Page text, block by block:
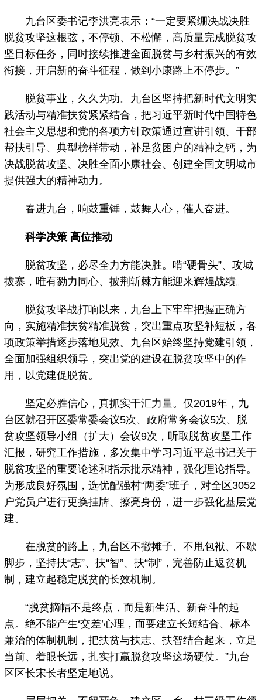
九台区委书记李洪亮表示：“一定要紧绷决战决胜
脱贫攻坚这根弦，不停顿、不松懈，高质量完成脱贫攻
坚目标任务，同时接续推进全面脱贫与乡村振兴的有效
衔接，开启新的奋斗征程，做到小康路上不停步。”
脱贫事业，久久为功。九台区坚持把新时代文明实
践活动与精准扶贫紧紧结合，把习近平新时代中国特色
社会主义思想和党的各项方针政策通过宣讲引领、干部
帮扶引导、典型榜样带动，补足贫困户的精神之钙，为
决战脱贫攻坚、决胜全面小康社会、创建全国文明城市
提供强大的精神动力。
春进九台，响鼓重锤，鼓舞人心，催人奋进。
科学决策 高位推动
脱贫攻坚，必尽全力方能决胜。啃“硬骨头”、攻城
拔寨，唯有勠力同心、披荆斩棘方能迎来辉煌战绩。
脱贫攻坚战打响以来，九台上下牢牢把握正确方
向，实施精准扶贫精准脱贫，突出重点攻坚补短板，各
项政策举措逐步落地见效。九台区始终坚持党建引领，
全面加强组织领导，突出党的建设在脱贫攻坚中的作
用，以党建促脱贫。
坚定必胜信心，真抓实干汇力量。仅2019年，九
台区就召开区委常委会议5次、政府常务会议5次、脱
贫攻坚领导小组（扩大）会议9次，听取脱贫攻坚工作
汇报，研究工作措施，多次集中学习习近平总书记关于
脱贫攻坚的重要论述和指示批示精神，强化理论指导。
为形成良好氛围，选优配强村“两委”班子，对全区3052
户党员户进行更换挂牌、擦亮身份，进一步强化基层党
建。
在脱贫的路上，九台区不撤摊子、不甩包袱、不歇
脚步，坚持扶“志”、扶“智”、扶“制”，完善防止返贫机
制，建立起稳定脱贫的长效机制。
“脱贫摘帽不是终点，而是新生活、新奋斗的起
点。绝不能产生‘交差’心理，而要建立长短结合、标本
兼治的体制机制，把扶贫与扶志、扶智结合起来，立足
当前、着眼长远，扎实打赢脱贫攻坚这场硬仗。”九台
区区长宋长者坚定地说。